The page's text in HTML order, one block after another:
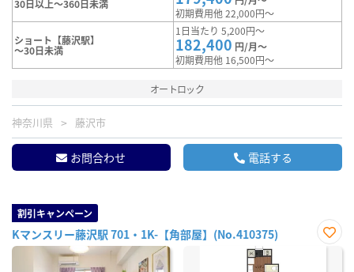
30日以上～360日未満
初期費用他 22,000円～
ショート【藤沢駅】
～30日未満
1日当たり 5,200円～
182,400 円/月～
初期費用他 16,500円～
オートロック
神奈川県 藤沢市
お問合わせ 電話する
割引キャンペーン
Kマンスリー藤沢駅 701・1K-【角部屋】(No.410375)
お気